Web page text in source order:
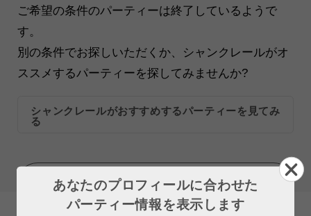
ご希望の条件のパーティーは終了しているようで
す。
別の条件でお探しいただくか、シャンクレールがオ
ススメするパーティーを探してみませんか?
シャンクレールがおすすめするパーティーを見てみ
る
MORE
あなたのプロフィールに合わせた
パーティー情報を表示します